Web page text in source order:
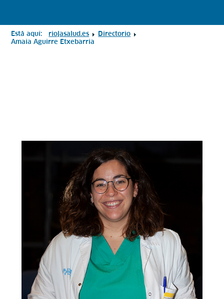
Está aquí: riojasalud.es
Directorio
Amaia Aguirre Etxebarria